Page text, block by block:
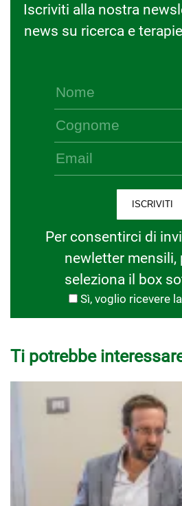
Iscriviti alla nostra
news su ricerca e
Per consentirci di
newletter mensili,
seleziona il box
Sì, voglio ricevere
Ti potrebbe